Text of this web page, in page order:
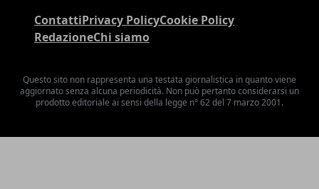
ContattiPrivacy PolicyCookie Policy
RedazioneChi siamo
Questo sito non rappresenta una testata giornalistica in quanto viene
aggiornato senza alcuna periodicità. Non può pertanto considerarsi un
prodotto editoriale ai sensi della legge n° 62 del 7 marzo 2001.